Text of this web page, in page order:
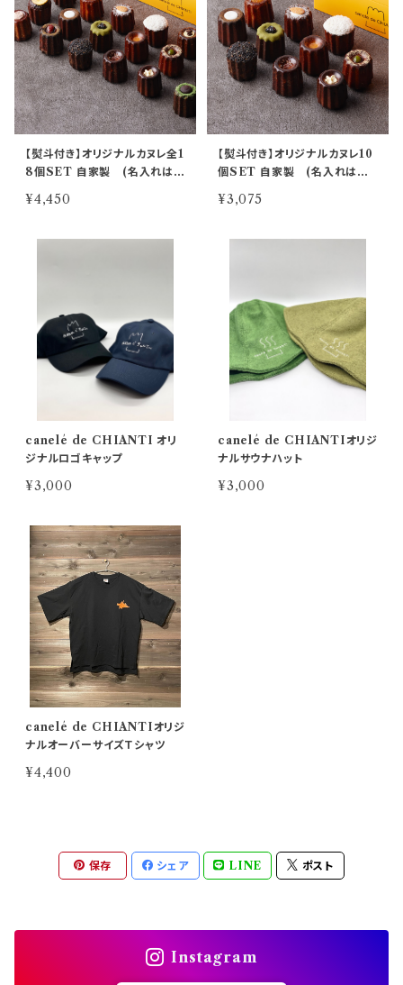
【熨斗付き】オリジナルカヌレ全1
8個SET 自家製 (名入れは備
考欄に) canelé de CHIA
NTI
¥4,450
【熨斗付き】オリジナルカヌレ10
個SET 自家製 (名入れは備
考欄に記入) canelé de C
HIANTI
¥3,075
canelé de CHIANTI オリ
ジナルロゴキャップ
¥3,000
canelé de CHIANTIオリジ
ナルサウナハット
¥3,000
canelé de CHIANTIオリジ
ナルオーバーサイズＴシャツ
¥4,400
保存 シェア LINE ポスト
Instagram